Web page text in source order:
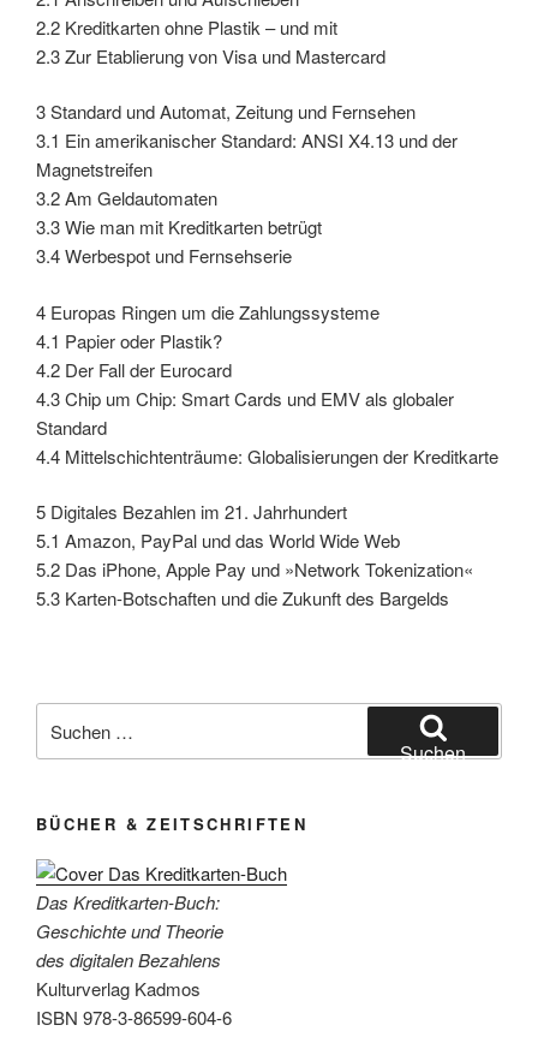
2.2 Kreditkarten ohne Plastik – und mit
2.3 Zur Etablierung von Visa und Mastercard
3 Standard und Automat, Zeitung und Fernsehen
3.1 Ein amerikanischer Standard: ANSI X4.13 und der
Magnetstreifen
3.2 Am Geldautomaten
3.3 Wie man mit Kreditkarten betrügt
3.4 Werbespot und Fernsehserie
4 Europas Ringen um die Zahlungssysteme
4.1 Papier oder Plastik?
4.2 Der Fall der Eurocard
4.3 Chip um Chip: Smart Cards und EMV als globaler
Standard
4.4 Mittelschichtenträume: Globalisierungen der Kreditkarte
5 Digitales Bezahlen im 21. Jahrhundert
5.1 Amazon, PayPal und das World Wide Web
5.2 Das iPhone, Apple Pay und »Network Tokenization«
5.3 Karten-Botschaften und die Zukunft des Bargelds
nach:
Suchen
BÜCHER & ZEITSCHRIFTEN
Das Kreditkarten-Buch:
Geschichte und Theorie
des digitalen Bezahlens
Kulturverlag Kadmos
ISBN 978-3-86599-604-6